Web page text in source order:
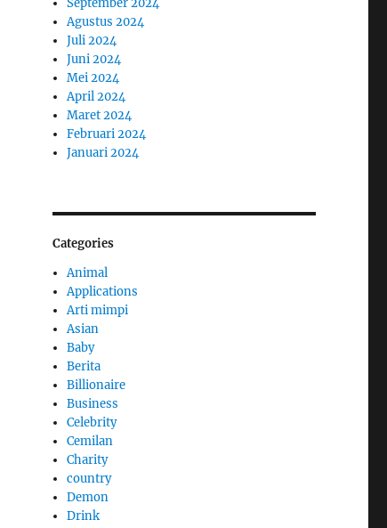
September 2024
Agustus 2024
Juli 2024
Juni 2024
Mei 2024
April 2024
Maret 2024
Februari 2024
Januari 2024
Categories
Animal
Applications
Arti mimpi
Asian
Baby
Berita
Billionaire
Business
Celebrity
Cemilan
Charity
country
Demon
Drink